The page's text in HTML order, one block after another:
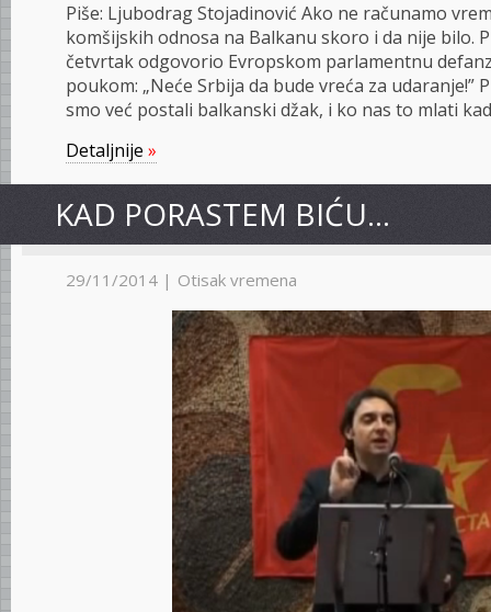
Piše: Ljubodrag Stojadinović Ako ne računamo
komšijskih odnosa na Balkanu skoro i da nije bilo.
četvrtak odgovorio Evropskom parlamentnu
poukom: „Neće Srbija da bude vreća za udaranje!”
smo već postali balkanski džak, i ko nas to mlati
Detaljnije »
KAD PORASTEM BIĆU…
29/11/2014 | Otisak vremena